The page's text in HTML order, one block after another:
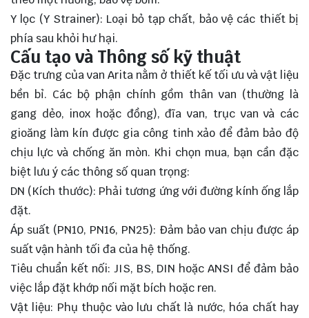
Y lọc (Y Strainer): Loại bỏ tạp chất, bảo vệ các thiết bị
phía sau khỏi hư hại.
Cấu tạo và Thông số kỹ thuật
Đặc trưng của van Arita nằm ở thiết kế tối ưu và vật liệu
bền bỉ. Các bộ phận chính gồm thân van (thường là
gang dẻo, inox hoặc đồng), đĩa van, trục van và các
gioăng làm kín được gia công tinh xảo để đảm bảo độ
chịu lực và chống ăn mòn. Khi chọn mua, bạn cần đặc
biệt lưu ý các thông số quan trọng:
DN (Kích thước): Phải tương ứng với đường kính ống lắp
đặt.
Áp suất (PN10, PN16, PN25): Đảm bảo van chịu được áp
suất vận hành tối đa của hệ thống.
Tiêu chuẩn kết nối: JIS, BS, DIN hoặc ANSI để đảm bảo
việc lắp đặt khớp nối mặt bích hoặc ren.
Vật liệu: Phụ thuộc vào lưu chất là nước, hóa chất hay